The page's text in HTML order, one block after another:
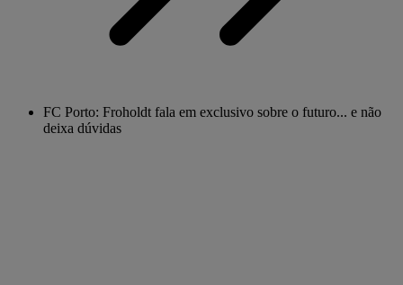
FC Porto: Froholdt fala em exclusivo sobre o futuro... e não
deixa dúvidas